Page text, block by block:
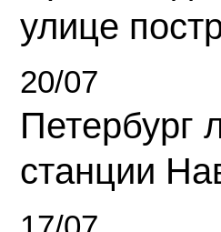
улице
20/07
Петербург
станции